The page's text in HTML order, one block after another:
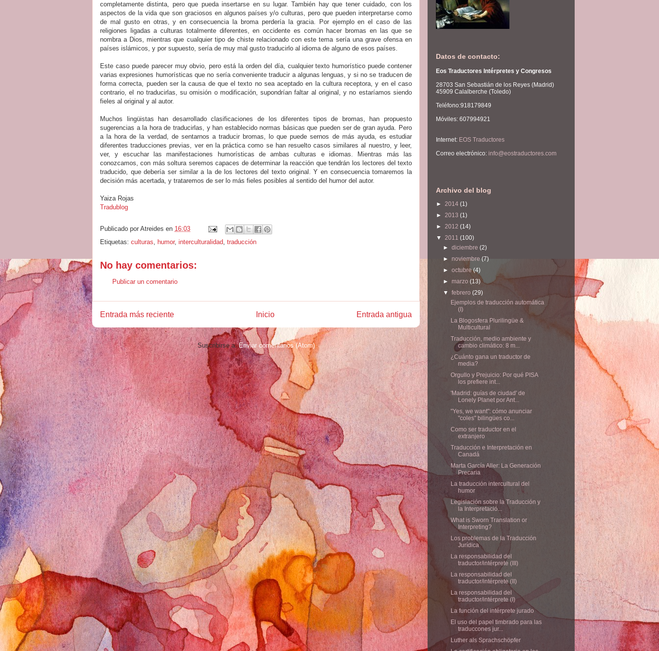
completamente distinta, pero que pueda insertarse en su lugar. También hay que tener cuidado, con los
aspectos de la vida que son graciosos en algunos países y/o culturas, pero que pueden interpretarse como
de mal gusto en otras, y en consecuencia la broma perdería la gracia. Por ejemplo en el caso de las
religiones ligadas a culturas totalmente diferentes, en occidente es común hacer bromas en las que se
nombra a Dios, mientras que cualquier tipo de chiste relacionado con este tema sería una grave ofensa en
países islámicos, y por supuesto, sería de muy mal gusto traducirlo al idioma de alguno de esos países.
Este caso puede parecer muy obvio, pero está la orden del día, cualquier texto humorístico puede contener
varias expresiones humorísticas que no sería conveniente traducir a algunas lenguas, y si no se traducen de
forma correcta, pueden ser la causa de que el texto no sea aceptado en la cultura receptora, y en el caso
contrario, el no traducirlas, su omisión o modificación, supondrían faltar al original, y no estaríamos siendo
fieles al original y al autor.
Muchos lingüistas han desarrollado clasificaciones de los diferentes tipos de bromas, han propuesto
sugerencias a la hora de traducirlas, y han establecido normas básicas que pueden ser de gran ayuda. Pero
a la hora de la verdad, de sentarnos a traducir bromas, lo que puede sernos de más ayuda, es estudiar
diferentes traducciones previas, ver en la práctica como se han resuelto casos similares al nuestro, y leer,
ver, y escuchar las manifestaciones humorísticas de ambas culturas e idiomas. Mientras más las
conozcamos, con más soltura seremos capaces de determinar la reacción que tendrán los lectores del texto
traducido, que debería ser similar a la de los lectores del texto original. Y en consecuencia tomaremos la
decisión más acertada, y trataremos de ser lo más fieles posibles al sentido del humor del autor.
Yaiza Rojas
Tradublog
Publicado por Atreides en 16:03
Etiquetas: culturas, humor, interculturalidad, traducción
No hay comentarios:
Publicar un comentario
Entrada más reciente Entrada antigua
Inicio
Suscribirse a:Enviar comentarios (Atom)
Datos de contacto:
Eos Traductores Intérpretes y Congresos
28703 San Sebastián de los Reyes (Madrid)
45909 Calalberche (Toledo)
Teléfono:918179849
Móviles: 607994921
Internet: EOS Traductores
Correo electrónico: info@eostraductores.com
Archivo del blog
► 2014 (1)
► 2013 (1)
► 2012 (14)
▼ 2011 (100)
►diciembre(2)
►noviembre(7)
►octubre(4)
► marzo(13)
▼febrero(29)
Ejemplos de traducción automática
(I)
La Blogosfera Plurilingüe &
Multicultural
Traducción, medio ambiente y
cambio climático: 8 m...
¿Cuánto gana un traductor de
media?
Orgullo y Prejuicio: Por qué PISA
los prefiere int...
'Madrid: guías de ciudad' de
Lonely Planet por Ant...
"Yes, we want": cómo anunciar
"coles" bilingües co...
Como ser traductor en el
extranjero
Traducción e Interpretación en
Canadá
Marta García Aller: La Generación
Precaria
La traducción intercultural del
humor
Legislación sobre la Traducción y
la Interpretació...
What is Sworn Translation or
Interpreting?
Los problemas de la Traducción
Jurídica
La responsabilidad del
traductor/intérprete (III)
La responsabilidad del
traductor/intérprete (II)
La responsabilidad del
traductor/intérprete (I)
La función del intérprete jurado
El uso del papel timbrado para las
traduccones jur...
Luther als Sprachschöpfer